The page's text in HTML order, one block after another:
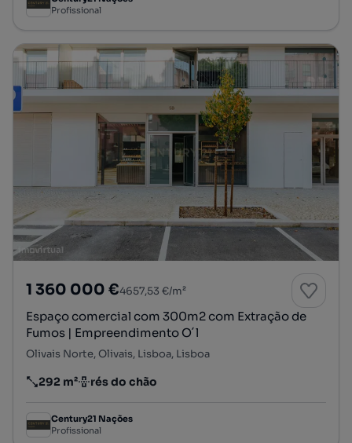
Profissional
1 360 000 €4657,53 €/m²
Espaço comercial com 300m2 com Extração de
Fumos | Empreendimento O´l
Olivais Norte, Olivais, Lisboa, Lisboa
Preço por metro quadrado
292 m²
Andar rés do chão
Century21 Nações
Profissional